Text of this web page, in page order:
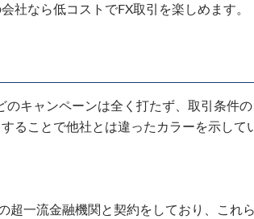
社なら低コストでFX取引を楽しめます。
のキャンペーンは全く打たず、取引条件の
ることで他社とは違ったカラーを示して
超一流金融機関と契約をしており、これら